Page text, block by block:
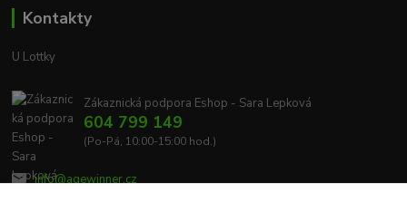
Kontakty
U Lottky
Zákaznická podpora Eshop - Sara Lepková
604 799 149
(Po-Pá, 10:00-15:00 hod.)
info@agewinner.cz